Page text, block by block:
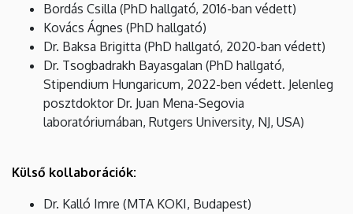
Bordás Csilla (PhD hallgató, 2016-ban védett)
Kovács Ágnes (PhD hallgató)
Dr. Baksa Brigitta (PhD hallgató, 2020-ban védett)
Dr. Tsogbadrakh Bayasgalan (PhD hallgató,
Stipendium Hungaricum, 2022-ben védett. Jelenleg
posztdoktor Dr. Juan Mena-Segovia
laboratóriumában, Rutgers University, NJ, USA)
Külső kollaborációk:
Dr. Kalló Imre (MTA KOKI, Budapest)